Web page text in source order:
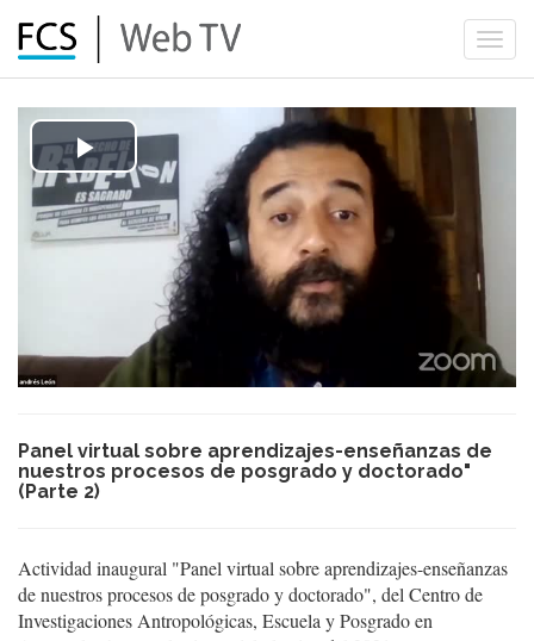
Play
Video
Panel virtual sobre aprendizajes-enseñanzas de
nuestros procesos de posgrado y doctorado"
(Parte 2)
Actividad inaugural "Panel virtual sobre aprendizajes-enseñanzas
de nuestros procesos de posgrado y doctorado", del Centro de
Investigaciones Antropológicas, Escuela y Posgrado en